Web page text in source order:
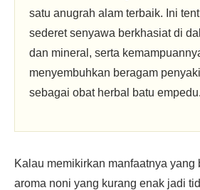
satu anugrah alam terbaik. Ini
sederet senyawa berkhasiat di
dan mineral, serta
menyembuhkan beragam
sebagai obat herbal batu empedu.
Kalau memikirkan manfaatnya yang
aroma noni yang kurang enak jadi